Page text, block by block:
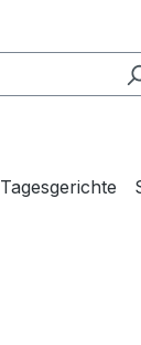
Tagesgerichte